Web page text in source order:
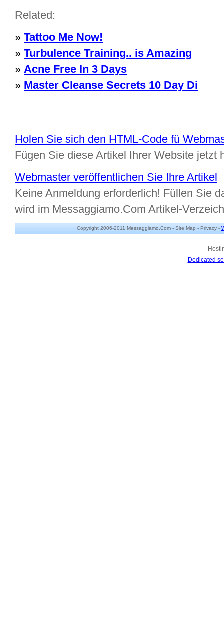
Related:
» Tattoo Me Now!
» Turbulence Training.. is Amazing
» Acne Free In 3 Days
» Master Cleanse Secrets 10 Day Di
Holen Sie sich den HTML-Code fü
Fügen Sie diese Artikel Ihrer Website jetzt
Webmaster veröffentlichen Sie Ihre Artikel
Keine Anmeldung erforderlich! Füllen Sie
wird im Messaggiamo.Com Artikel-
Copyright 2006-2011 Messaggiamo.Com - Site Map - Privacy-
Dedicated